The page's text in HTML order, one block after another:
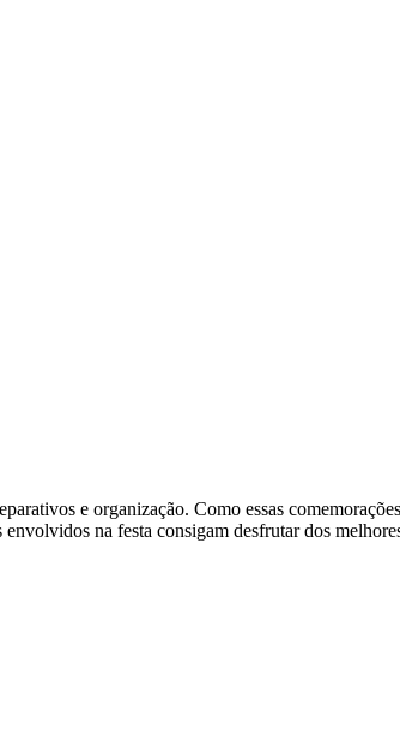
e organização. Como essas
na festa consigam desfrutar dos